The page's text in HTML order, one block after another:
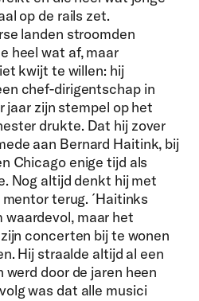
op de rails zet.
landen stroomden
heel wat af, maar
kwijt te willen: hij
chef-dirigentschap in
jaar zijn stempel op het
drukte. Dat hij zover
aan Bernard Haitink, bij
Chicago enige tijd als
Nog altijd denkt hij met
terug. ´Haitinks
waardevol, maar het
concerten bij te wonen
Hij straalde altijd al een
door de jaren heen
was dat alle musici